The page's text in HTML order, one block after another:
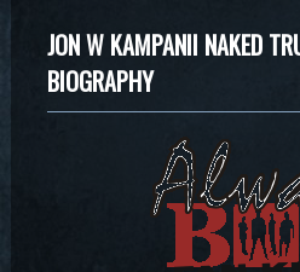
JON W KAMPANII NAKED
BIOGRAPHY